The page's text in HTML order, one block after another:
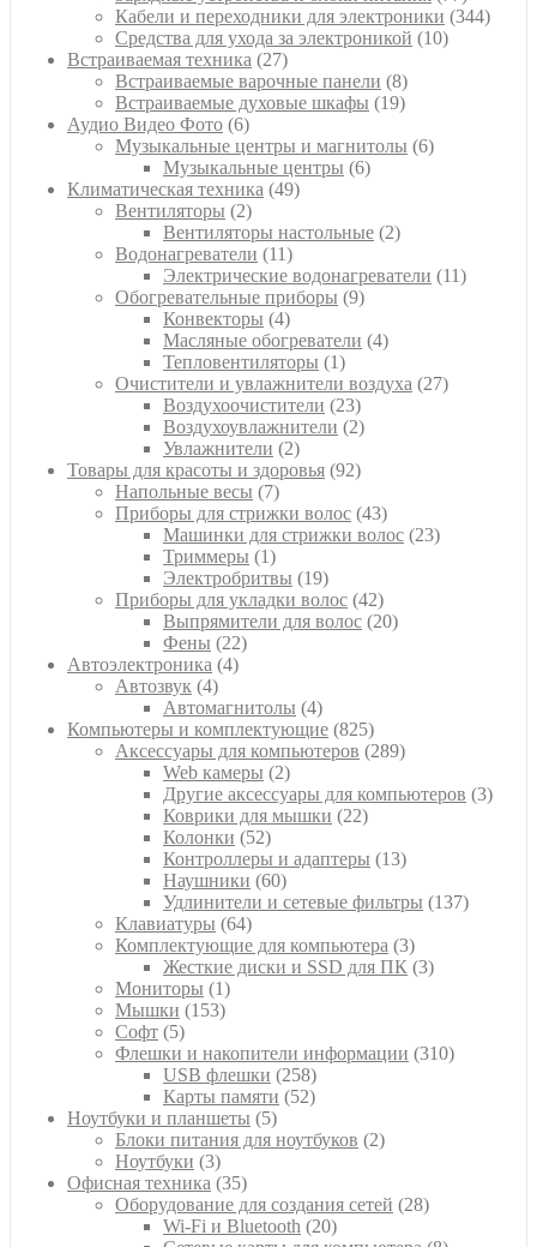
товаров
Кабели и переходники для электроники 344344
Средства для ухода за электроникой 1010
Встраиваемая техника 2727
товаров
Встраиваемые варочные панели 88
товаров
Встраиваемые духовые шкафы 1919
Аудио Видео Фото 66
товаров
Музыкальные центры и магнитолы 66
Музыкальные центры 66
Климатическая техника 4949
Вентиляторы 22
товара
Вентиляторы настольные 22
Водонагреватели 1111
товаров
Электрические водонагреватели 1111
Обогревательные приборы 99
Конвекторы 44
товара
Масляные обогреватели 44
Тепловентиляторы 11
товар
Очистители и увлажнители воздуха 2727
Воздухоочистители 2323
товара
Воздухоувлажнители 22
Увлажнители 22
товара
Товары для красоты и здоровья 9292
Напольные весы 77
товаров
Приборы для стрижки волос 4343
товара
Машинки для стрижки волос 2323
Триммеры 11
товар
Электробритвы 1919
товаров
Приборы для укладки волос 4242
товара
Выпрямители для волос 2020
Фены 2222
Автоэлектроника 44
Автозвук 44
товара
Автомагнитолы 44
товара
Компьютеры и комплектующие 825825
товаров
Аксессуары для компьютеров 289289
Web камеры 22
товара
Другие аксессуары для компьютеров 33
Коврики для мышки 2222
Колонки 5252
товара
Контроллеры и адаптеры 1313
Наушники 6060
товаров
Удлинители и сетевые фильтры 137137
Клавиатуры 6464
товара
Комплектующие для компьютера 33
товара
Жесткие диски и SSD для ПК 33
Мониторы 11
товар
Мышки 153153
Софт 55
товаров
Флешки и накопители информации 310310
USB флешки 258258
товаров
Карты памяти 5252
Ноутбуки и планшеты 55
товаров
Блоки питания для ноутбуков 22
Ноутбуки 33
товара
Офисная техника 3535
товаров
Оборудование для создания сетей 2828
Wi-Fi и Bluetooth 2020